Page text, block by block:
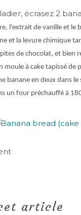
écrasez 2
l'extrait de vanille et
et la levure chimique
de chocolat, et bien
moule à cake tapissé de
banane en deux dans
un four préchauffé à
article